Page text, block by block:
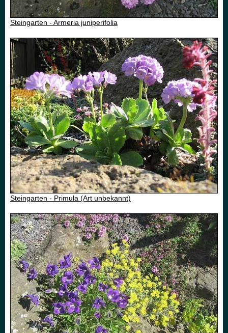
Steingarten - Armeria juniperifolia
Steingarten - Primula (Art unbekannt)